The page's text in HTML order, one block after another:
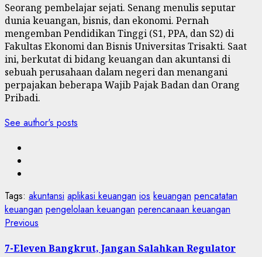
Seorang pembelajar sejati. Senang menulis seputar
dunia keuangan, bisnis, dan ekonomi. Pernah
mengemban Pendidikan Tinggi (S1, PPA, dan S2) di
Fakultas Ekonomi dan Bisnis Universitas Trisakti. Saat
ini, berkutat di bidang keuangan dan akuntansi di
sebuah perusahaan dalam negeri dan menangani
perpajakan beberapa Wajib Pajak Badan dan Orang
Pribadi.
See author's posts
Tags: akuntansi aplikasi keuangan ios keuangan pencatatan
keuangan pengelolaan keuangan perencanaan keuangan
Post
navigation
Previous
7-Eleven Bangkrut, Jangan Salahkan Regulator